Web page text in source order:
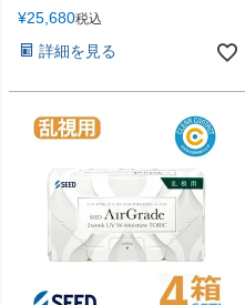
¥25,680税込
詳細を見る